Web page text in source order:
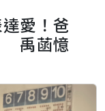
愛！爸
禹菡憶